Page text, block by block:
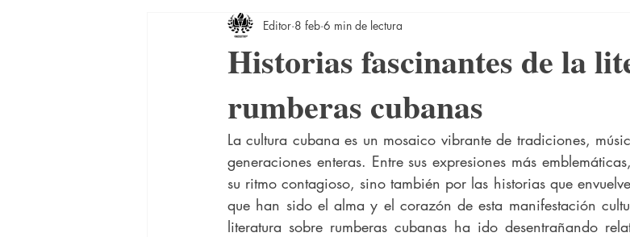
Historias fascinantes de la
rumberas cubanas
Editor 8 feb 6 min de lectura
La cultura cubana es un mosaico vibrante de tradiciones,
generaciones enteras. Entre sus expresiones más
su ritmo contagioso, sino también por las historias que
que han sido el alma y el corazón de esta manifestación
literatura sobre rumberas cubanas ha ido desentrañando